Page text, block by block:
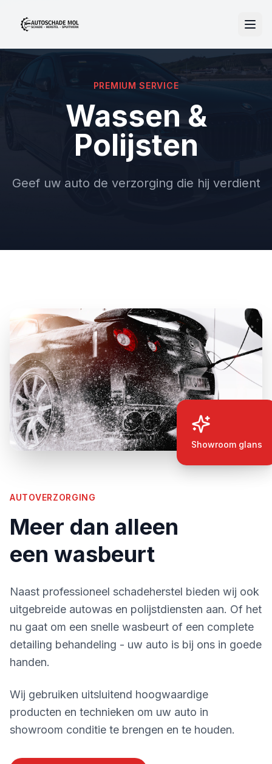
PREMIUM SERVICE
Wassen &
Polijsten
Geef uw auto de verzorging die hij verdient
Showroom glans
AUTOVERZORGING
Meer dan alleen
een wasbeurt
Naast professioneel schadeherstel bieden wij ook
uitgebreide autowas en polijstdiensten aan. Of het
nu gaat om een snelle wasbeurt of een complete
detailing behandeling - uw auto is bij ons in goede
handen.
Wij gebruiken uitsluitend hoogwaardige
producten en technieken om uw auto in
showroom conditie te brengen en te houden.